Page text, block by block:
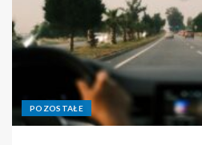
POZOSTAŁE